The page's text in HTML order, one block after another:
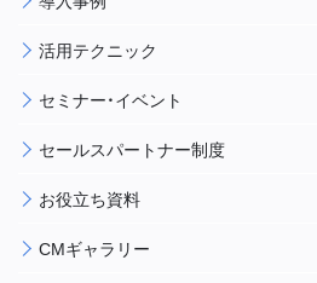
活用テクニック
セミナー・イベント
セールスパートナー制度
お役立ち資料
CMギャラリー